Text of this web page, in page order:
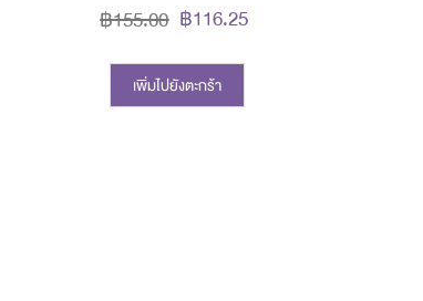
฿116.25
฿155.00
เพิ่มไปยังตะกร้า